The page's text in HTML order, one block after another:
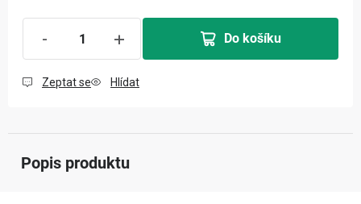
Do košíku
Zeptat se Hlídat
Popis produktu